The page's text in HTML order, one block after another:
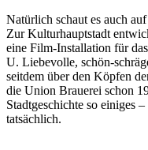
Natürlich schaut es auch
Zur Kulturhauptstadt
eine Film-Installation für
U. Liebevolle, schön-
seitdem über den Köpfen
die Union Brauerei schon
Stadtgeschichte so einiges
tatsächlich.